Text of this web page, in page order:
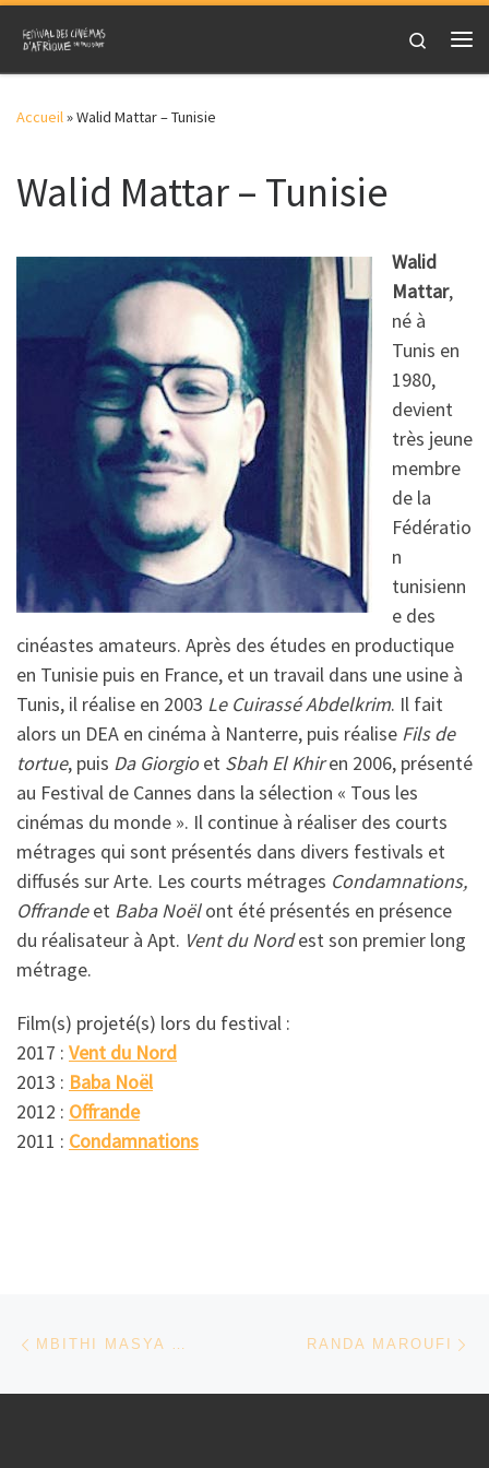
Skip to content
Search
Accueil»Walid Mattar – Tunisie
Walid Mattar – Tunisie
Walid
Mattar,
né à
Tunis en
1980,
devient
très jeune
membre
de la
Fédératio
n
tunisienn
e des
cinéastes amateurs. Après des études en productique
en Tunisie puis en France, et un travail dans une usine à
Tunis, il réalise en 2003 Le Cuirassé Abdelkrim. Il fait
alors un DEA en cinéma à Nanterre, puis réalise Fils de
tortue, puis Da Giorgioet Sbah El Khiren 2006, présenté
au Festival de Cannes dans la sélection « Tous les
cinémas du monde ». Il continue à réaliser des courts
métrages qui sont présentés dans divers festivals et
diffusés sur Arte. Les courts métrages Condamnations,
Offrandeet Baba Noëlont été présentés en présence
du réalisateur à Apt. Vent du Nordest son premier long
métrage.
Film(s) projeté(s) lors du festival :
2017 : Vent du Nord
2013 : Baba Noël
2012 : Offrande
2011 : Condamnations
Parcourir les articles RANDA MAROUFI